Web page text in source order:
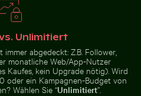
Kameraobjektiv
mit Reflexionen
auf
Glasoberfläche
Kanan Tempels in Phuket
Schöne
Unlimitiert
abgedeckt: Z.B. Follower,
monatliche Web/App-Nutzer
Kaufes, kein Upgrade nötig). Wird
oder ein Kampagnen-Budget von
Wählen Sie “Unlimitiert”.